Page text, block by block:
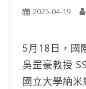
2025-04-19
5月18日，國
吳罡豪教授
國立大學納